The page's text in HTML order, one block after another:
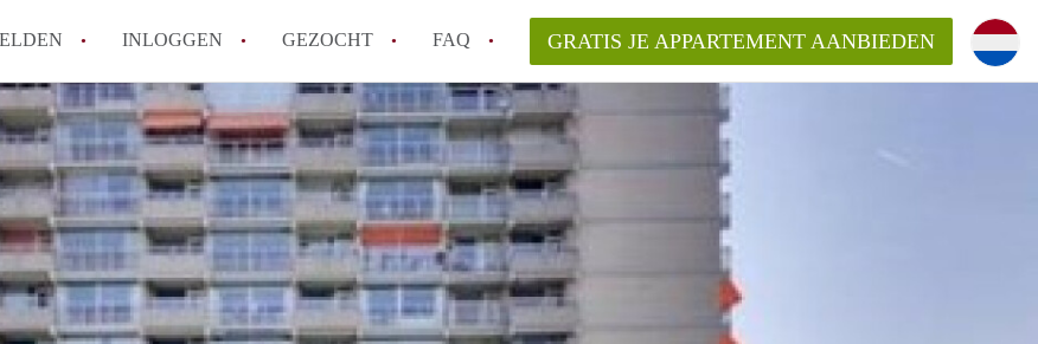
INLOGGEN GEZOCHT FAQ
How to translate AppartementDenBosch!
Wat is AppartementDenBosch?
Hoeveel kost het om te reageren op een Appartement in Den Bosch?
Wat is de privacyverklaring van AppartementDenBosch?
Berekent AppartementDenBosch
makelaarsvergoeding/bemiddelingsvergoeding?
GRATIS JE APPARTEMENT AANBIEDEN